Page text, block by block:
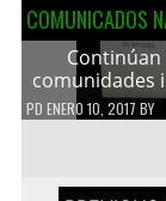
COMUNICADOS
Continúan
comunidades
PD ENERO 10, 2017 BY